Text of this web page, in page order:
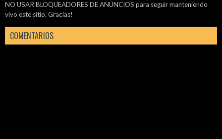
NO USAR BLOQUEADORES DE ANUNCIOS para seguir manteniendo
vivo este sitio. Gracias!
COMENTARIOS